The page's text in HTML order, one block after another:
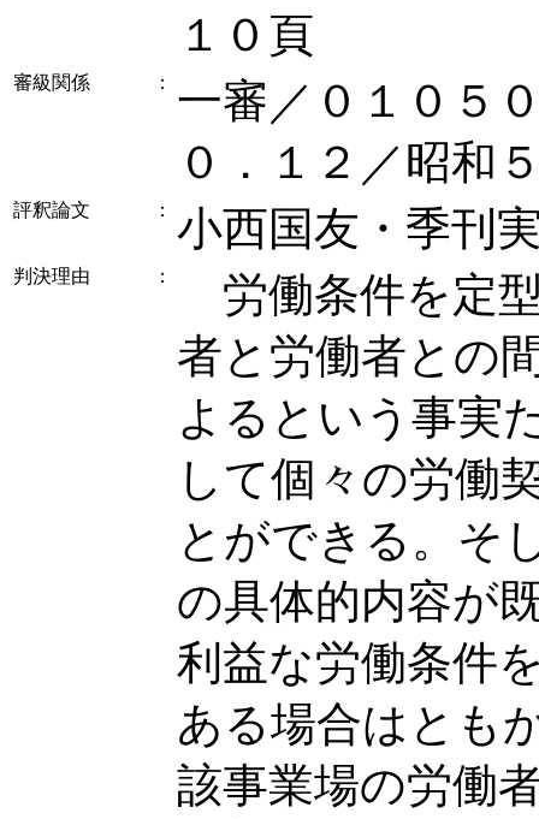
１０頁
審級関係 ：
一審／０１０５
０．１２／昭和
評釈論文 ： 小西国友・季刊
判決理由 ：
労働条件を定
者と労働者との
よるという事実
して個々の労働
とができる。そ
の具体的内容が
利益な労働条件
ある場合はとも
該事業場の労働